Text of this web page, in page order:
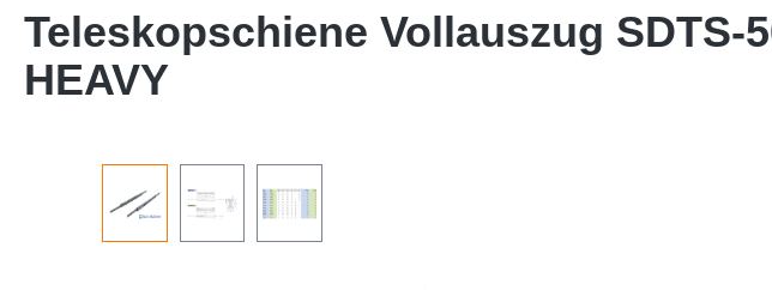
Teleskopschiene Vollauszug SDTS-
HEAVY